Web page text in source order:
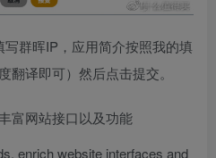
群晖IP，应用简介按照我的填
译即可）然后点击提交。
富网站接口以及功能
enrich website interfaces and